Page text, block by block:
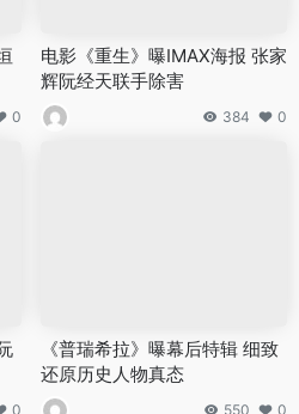
0
电影《重生》曝IMAX海报 张家
辉阮经天联手除害
384 0
0
《普瑞希拉》曝幕后特辑 细致
还原历史人物真态
550 0